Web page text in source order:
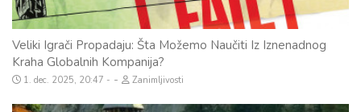
Veliki Igrači Propadaju: Šta Možemo Naučiti Iz Iznenadnog
Kraha Globalnih Kompanija?
1. dec. 2025, 20:47 - Zanimljivosti